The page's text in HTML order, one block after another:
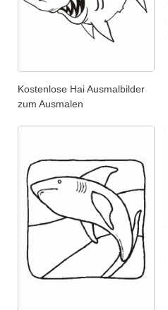
Kostenlose Hai Ausmalbilder
zum Ausmalen